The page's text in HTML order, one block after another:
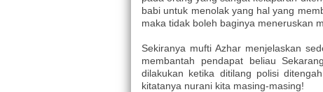
babi untuk menolak yang hal yang
maka tidak boleh baginya meneruskan
Sekiranya mufti Azhar menjelaskan
membantah pendapat beliau
dilakukan ketika ditilang polisi
kitatanya nurani kita masing-masing!